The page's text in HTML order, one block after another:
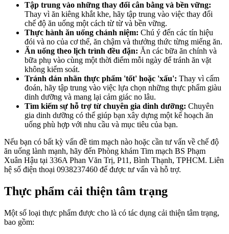
Tập trung vào những thay đổi cân bằng và bền vững:
Thay vì ăn kiêng khắt khe, hãy tập trung vào việc thay đổi
chế độ ăn uống một cách từ từ và bền vững.
Thực hành ăn uống chánh niệm: Chú ý đến các tín hiệu
đói và no của cơ thể, ăn chậm và thưởng thức từng miếng ăn.
Ăn uống theo lịch trình đều đặn: Ăn các bữa ăn chính và
bữa phụ vào cùng một thời điểm mỗi ngày để tránh ăn vặt
không kiểm soát.
Tránh dán nhãn thực phẩm 'tốt' hoặc 'xấu': Thay vì cấm
đoán, hãy tập trung vào việc lựa chọn những thực phẩm giàu
dinh dưỡng và mang lại cảm giác no lâu.
Tìm kiếm sự hỗ trợ từ chuyên gia dinh dưỡng: Chuyên
gia dinh dưỡng có thể giúp bạn xây dựng một kế hoạch ăn
uống phù hợp với nhu cầu và mục tiêu của bạn.
Nếu bạn có bất kỳ vấn đề tim mạch nào hoặc cần tư vấn về chế độ
ăn uống lành mạnh, hãy đến Phòng khám Tim mạch BS Phạm
Xuân Hậu tại 336A Phan Văn Trị, P11, Bình Thạnh, TPHCM. Liên
hệ số điện thoại 0938237460 để được tư vấn và hỗ trợ.
Thực phẩm cải thiện tâm trạng
Một số loại thực phẩm được cho là có tác dụng cải thiện tâm trạng,
bao gồm: